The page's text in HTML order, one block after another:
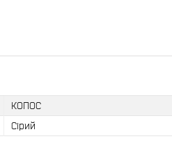
КОПОС
Сірий